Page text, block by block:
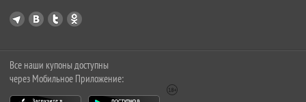
Все наши купоны доступны
через Мобильное Приложение: